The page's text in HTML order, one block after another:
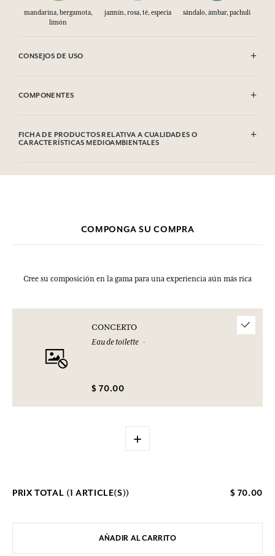
mandarina, bergamota,
limón
jazmín, rosa, té, especia sándalo, ámbar, pachulí
CONSEJOS DE USO
COMPONENTES
Limonene, Linalool, Coumarin, Citronellol, Citral, Geraniol. Esta
lista puede ser objeto de modificaciones. Consultar el embalaje del
FICHA DE PRODUCTOS RELATIVA A CUALIDADES O
CARACTERÍSTICAS MEDIOAMBIENTALES
COMPONGA SU COMPRA
Cree su composición en la gama para una experiencia aún más rica
CONCERTO
Eau de toilette
$ 70.00
+
PRIX TOTAL (1 ARTICLE(S)) $ 70.00
AÑADIR AL CARRITO